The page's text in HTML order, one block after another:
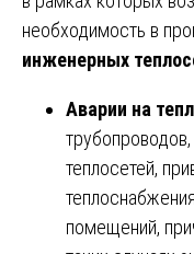
необходимость в
инженерных
Аварии на
теплосетей,
помещений,